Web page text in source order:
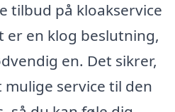
tilbud på kloakservice
er en klog beslutning,
en. Det sikrer,
service til den